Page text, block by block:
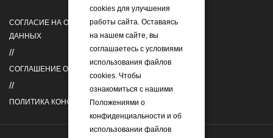
СОГЛАСИЕ НА ОБРАБОТКУ ПЕРСОНАЛЬНЫХ
ДАННЫХ
//
СОГЛАШЕНИЕ ОБ ИСПОЛЬЗОВАНИИ COOKIES
//
ПОЛИТИКА КОНФИДЕЦИАЛЬНОСТИ
cookies для улучшения
работы сайта. Оставаясь
на нашем сайте, вы
соглашаетесь с условиями
использования файлов
cookies. Чтобы
ознакомиться с нашими
Положениями о
конфиденциальности и об
использовании файлов